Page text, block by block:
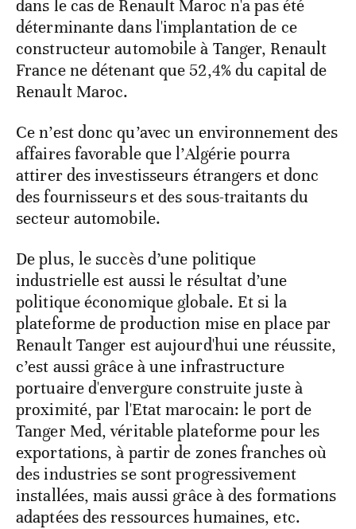
dans le cas de Renault Maroc n'a pas été
déterminante dans l'implantation de ce
constructeur automobile à Tanger, Renault
France ne détenant que 52,4% du capital de
Renault Maroc.
Ce n’est donc qu’avec un environnement des
affaires favorable que l’Algérie pourra
attirer des investisseurs étrangers et donc
des fournisseurs et des sous-traitants du
secteur automobile.
De plus, le succès d’une politique
industrielle est aussi le résultat d’une
politique économique globale. Et si la
plateforme de production mise en place par
Renault Tanger est aujourd'hui une réussite,
c’est aussi grâce à une infrastructure
portuaire d'envergure construite juste à
proximité, par l'Etat marocain: le port de
Tanger Med, véritable plateforme pour les
exportations, à partir de zones franches où
des industries se sont progressivement
installées, mais aussi grâce à des formations
adaptées des ressources humaines, etc.